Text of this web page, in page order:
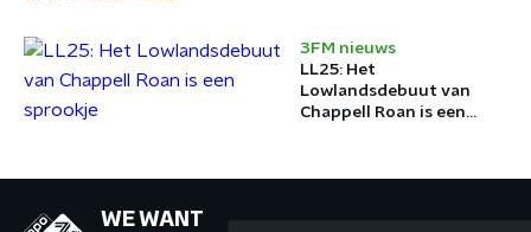
3FM nieuws
LL25: Het
Lowlandsdebuut van
Chappell Roan is een
WE WANT